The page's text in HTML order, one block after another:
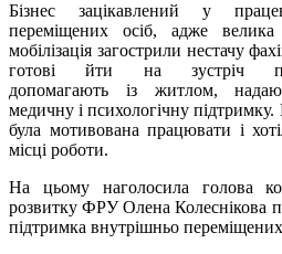
Бізнес зацікавлений у
переміщених осіб, адже
мобілізація загострили нестачу
готові йти на зустріч
допомагають із житлом,
медичну і психологічну
була мотивована працювати і
місці роботи.
На цьому наголосила голова
розвитку ФРУ Олена Колеснікова
підтримка внутрішньо переміщених